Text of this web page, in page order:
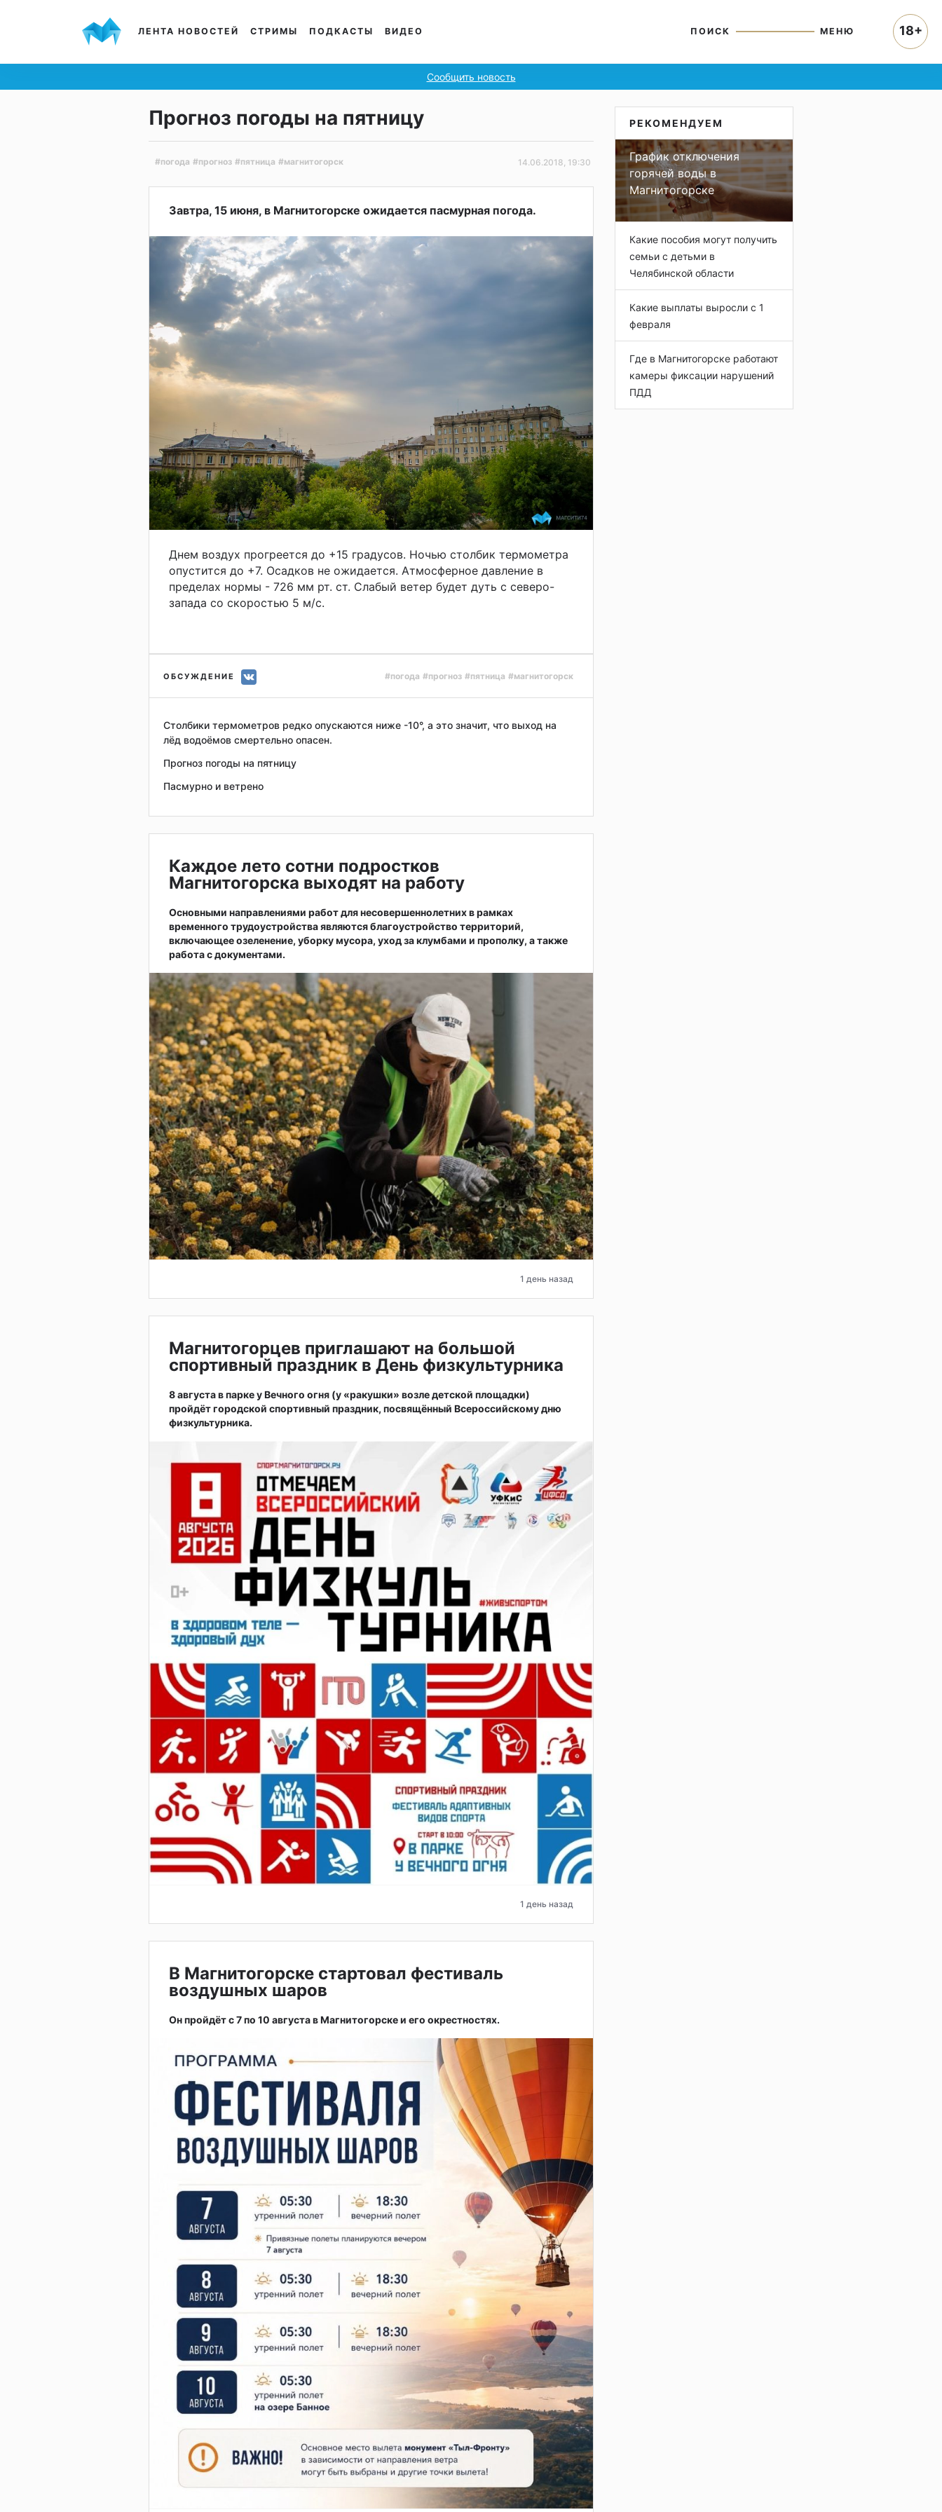
ЛЕНТА НОВОСТЕЙ СТРИМЫ ПОДКАСТЫ ВИДЕО ПОИСК МЕНЮ
Сообщить новость
Прогноз погоды на пятницу
#погода #прогноз #пятница #магнитогорск 14.06.2018, 19:30
Завтра, 15 июня, в Магнитогорске ожидается пасмурная погода.
Днем воздух прогреется до +15 градусов. Ночью столбик термометра
опустится до +7. Осадков не ожидается. Атмосферное давление в
пределах нормы - 726 мм рт. ст. Слабый ветер будет дуть с северо-
запада со скоростью 5 м/с.
ОБСУЖДЕНИЕ #погода #прогноз #пятница #магнитогорск
Столбики термометров редко опускаются ниже -10°, а это значит, что выход на
лёд водоёмов смертельно опасен.
Прогноз погоды на пятницу
Пасмурно и ветрено
Каждое лето сотни подростков
Магнитогорска выходят на работу
Основными направлениями работ для несовершеннолетних в рамках
временного трудоустройства являются благоустройство территорий,
включающее озеленение, уборку мусора, уход за клумбами и прополку, а также
работа с документами.
1 день назад
Магнитогорцев приглашают на большой
спортивный праздник в День физкультурника
8 августа в парке у Вечного огня (у «ракушки» возле детской площадки)
пройдёт городской спортивный праздник, посвящённый Всероссийскому дню
физкультурника.
1 день назад
В Магнитогорске стартовал фестиваль
воздушных шаров
Он пройдёт с 7 по 10 августа в Магнитогорске и его окрестностях.
РЕКОМЕНДУЕМ
График отключения
горячей воды в
Магнитогорске
Какие пособия могут получить
семьи с детьми в
Челябинской области
Какие выплаты выросли с 1
февраля
Где в Магнитогорске работают
камеры фиксации нарушений
ПДД
18+